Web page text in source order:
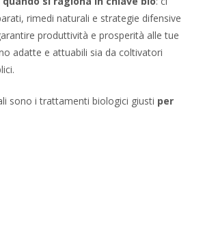
rimedi naturali e strategie difensive
produttività e prosperità alle tue
adatte e attuabili sia da coltivatori
sono i trattamenti biologici giusti per